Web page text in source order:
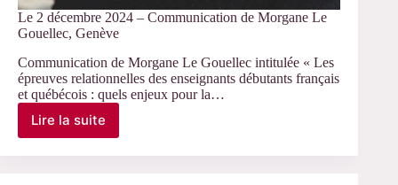
Le 2 décembre 2024 – Communication de Morgane Le
Gouellec, Genève
Communication de Morgane Le Gouellec intitulée « Les
épreuves relationnelles des enseignants débutants français
et québécois : quels enjeux pour la…
Lire la suite
Le